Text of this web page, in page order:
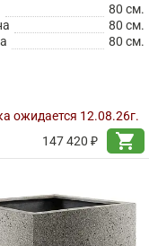
80 см.
80 см.
80 см.
ожидается 12.08.26г.
147 420 ₽
shopping_cart